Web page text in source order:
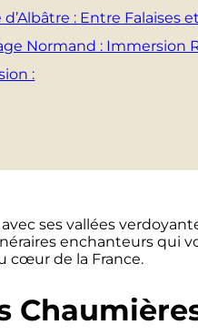
d’Albâtre : Entre Falaises
Normand : Immersion
:
ses vallées
enchanteurs qui
cœur de la France.